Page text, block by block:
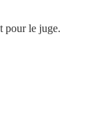
pour le juge.